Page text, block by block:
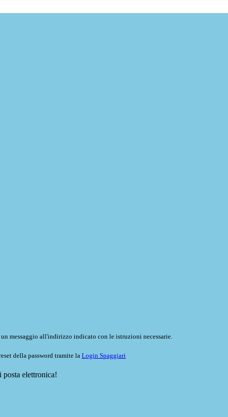
messaggio all'indirizzo indicato con le istruzioni necessarie.
della password tramite la Login Spaggiari
elettronica!